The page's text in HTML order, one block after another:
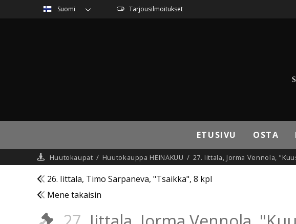
Suomi Tarjousilmoitukset
ETUSIVU OSTA
Huutokaupat / Huutokauppa HEINÄKUU / 27. Iittala, Jorma Vennola,
26. Iittala, Timo Sarpaneva, "Tsaikka", 8 kpl
Mene takaisin